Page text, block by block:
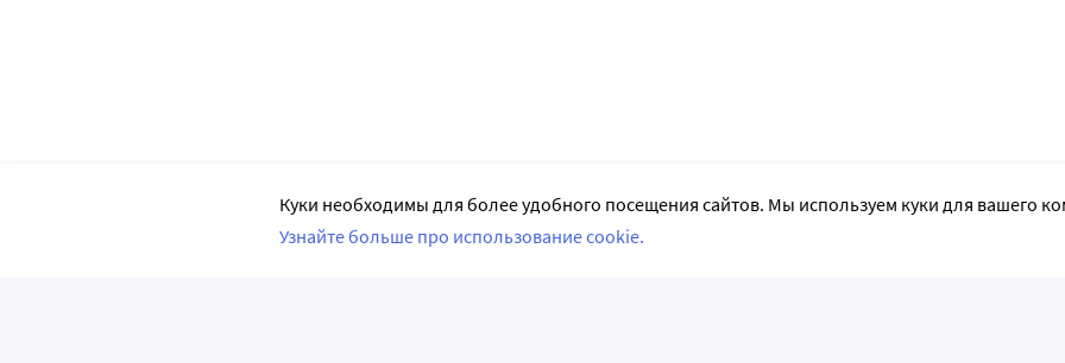
Куки необходимы для более удобного посещения сайтов. Мы используем куки для вашего
Узнайте больше про использование cookie.